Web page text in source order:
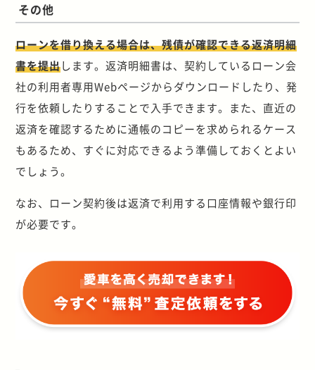
その他
ローンを借り換える場合は、残債が確認できる返済明細
書を提出します。返済明細書は、契約しているローン会
社の利用者専用Webページからダウンロードしたり、発
行を依頼したりすることで入手できます。また、直近の
返済を確認するために通帳のコピーを求められるケース
もあるため、すぐに対応できるよう準備しておくとよい
でしょう。
なお、ローン契約後は返済で利用する口座情報や銀行印
が必要です。